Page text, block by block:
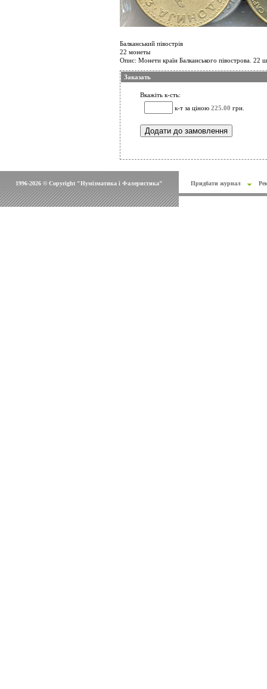
Балканський півострів
22 монеты
Опис: Монети країн Балканського півострова. 22
Заказать
Вкажіть к-сть:
к-т за ціною 225.00 грн.
1996-2026 © Copyright "Нумізматика і Фалеристика" Придбати журнал